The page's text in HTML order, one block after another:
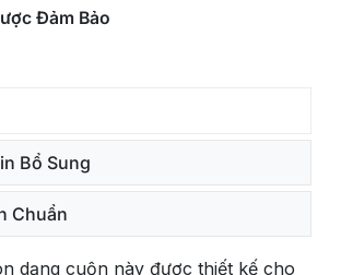
Đảm Bảo
Bổ Sung
Chuẩn
dạng cuộn này được thiết kế cho